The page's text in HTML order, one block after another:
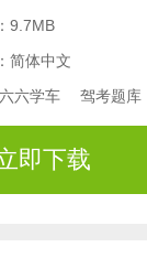
9.7MB
简体中文
六六学车 驾考题库
即下载